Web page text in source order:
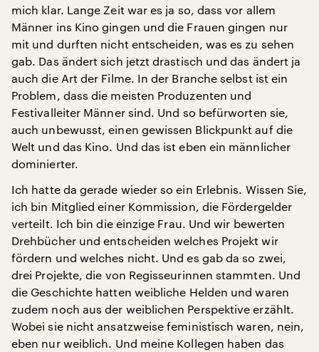
mich klar. Lange Zeit war es ja so, dass vor allem
Männer ins Kino gingen und die Frauen gingen nur
mit und durften nicht entscheiden, was es zu sehen
gab. Das ändert sich jetzt drastisch und das ändert ja
auch die Art der Filme. In der Branche selbst ist ein
Problem, dass die meisten Produzenten und
Festivalleiter Männer sind. Und so befürworten sie,
auch unbewusst, einen gewissen Blickpunkt auf die
Welt und das Kino. Und das ist eben ein männlicher
dominierter.
Ich hatte da gerade wieder so ein Erlebnis. Wissen Sie,
ich bin Mitglied einer Kommission, die Fördergelder
verteilt. Ich bin die einzige Frau. Und wir bewerten
Drehbücher und entscheiden welches Projekt wir
fördern und welches nicht. Und es gab da so zwei,
drei Projekte, die von Regisseurinnen stammten. Und
die Geschichte hatten weibliche Helden und waren
zudem noch aus der weiblichen Perspektive erzählt.
Wobei sie nicht ansatzweise feministisch waren, nein,
eben nur weiblich. Und meine Kollegen haben das